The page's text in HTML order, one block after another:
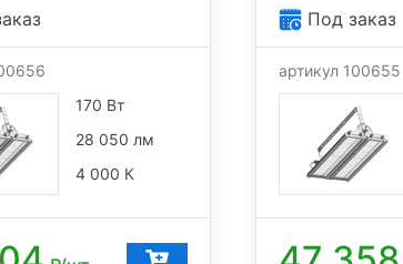
170 Вт
28 050 лм
4 000 К
Под заказ
артикул 100655